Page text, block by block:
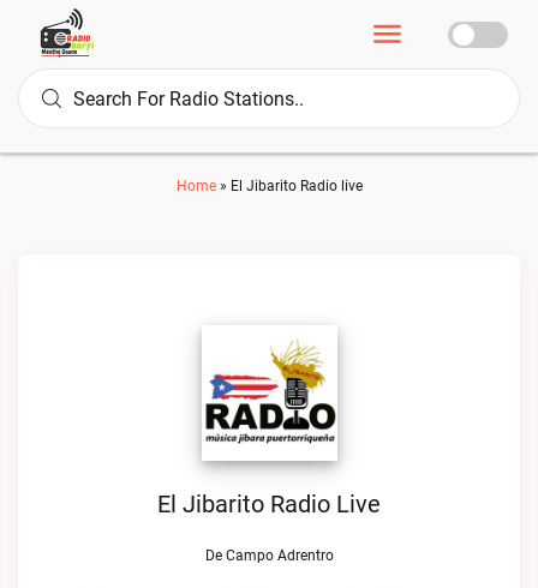
Home» El Jibarito Radio live
El Jibarito Radio Live
De Campo Adrentro